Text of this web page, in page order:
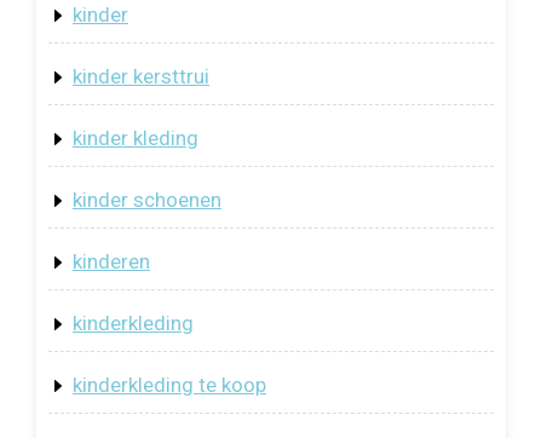
kinder
kinder kersttrui
kinder kleding
kinder schoenen
kinderen
kinderkleding
kinderkleding te koop